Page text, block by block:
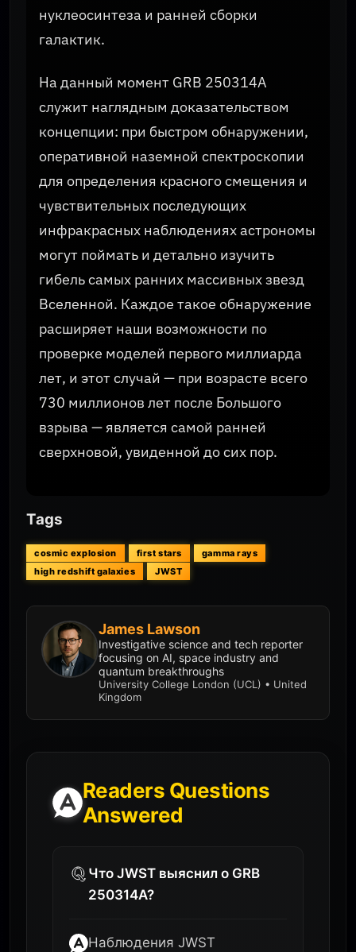
нуклеосинтеза и ранней сборки
галактик.
На данный момент GRB 250314A
служит наглядным доказательством
концепции: при быстром обнаружении,
оперативной наземной спектроскопии
для определения красного смещения и
чувствительных последующих
инфракрасных наблюдениях астрономы
могут поймать и детально изучить
гибель самых ранних массивных звезд
Вселенной. Каждое такое обнаружение
расширяет наши возможности по
проверке моделей первого миллиарда
лет, и этот случай — при возрасте всего
730 миллионов лет после Большого
взрыва — является самой ранней
сверхновой, увиденной до сих пор.
Tags
cosmic explosion first stars
gamma rays
high redshift galaxies
JWST
James Lawson
Investigative science and tech reporter
focusing on AI, space industry and
quantum breakthroughs
University College London (UCL) • United
Kingdom
Readers Questions
Answered
Что JWST выяснил о GRB
250314A?
Наблюдения JWST